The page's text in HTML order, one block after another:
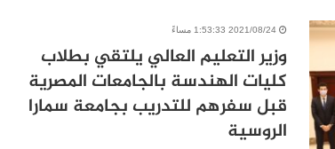
2021/08/24 1:53:33 مساءً
وزير التعليم العالي يلتقي بطلاب
كليات الهندسة بالجامعات المصرية
قبل سفرهم للتدريب بجامعة سمارا
الروسية